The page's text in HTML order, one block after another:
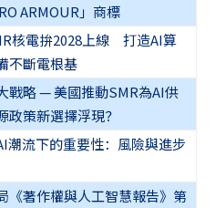
ARMOUR」商標
核電拚2028上線 打造AI算
不斷電根基
戰略 — 美國推動SMR為AI供
政策新選擇浮現？
潮流下的重要性：風險與進步
《著作權與人工智慧報告》第